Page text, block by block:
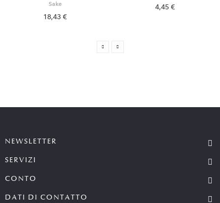
Sake
18,43 €
4,45 €
NEWSLETTER
SERVIZI
CONTO
DATI DI CONTATTO